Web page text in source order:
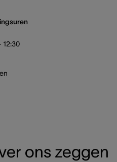
12:30
ons zeggen